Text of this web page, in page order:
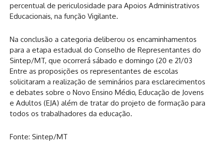
percentual de periculosidade para Apoios Administrativos
Educacionais, na função Vigilante.
Na conclusão a categoria deliberou os encaminhamentos
para a etapa estadual do Conselho de Representantes do
Sintep/MT, que ocorrerá sábado e domingo (20 e 21/03
Entre as proposições os representantes de escolas
solicitaram a realização de seminários para esclarecimentos
e debates sobre o Novo Ensino Médio, Educação de Jovens
e Adultos (EJA) além de tratar do projeto de formação para
todos os trabalhadores da educação.
Fonte: Sintep/MT